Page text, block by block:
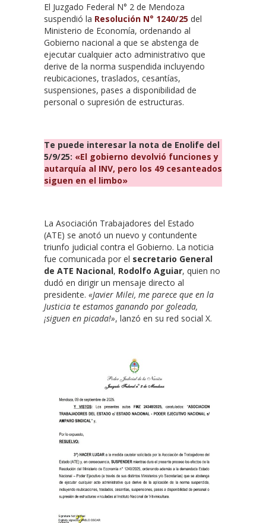
El Juzgado Federal N° 2 de Mendoza
suspendió la Resolución N° 1240/25 del
Ministerio de Economía, ordenando al
Gobierno nacional a que se abstenga de
ejecutar cualquier acto administrativo que
derive de la norma suspendida incluyendo
reubicaciones, traslados, cesantías,
suspensiones, pases a disponibilidad de
personal o supresión de estructuras.
Te puede interesar la nota de Enolife del
5/9/25: «El gobierno devolvió funciones y
autarquía al INV, pero los 49 cesanteados
siguen en el limbo»
La Asociación Trabajadores del Estado
(ATE) se anotó un nuevo y contundente
triunfo judicial contra el Gobierno. La noticia
fue comunicada por el secretario General
de ATE Nacional, Rodolfo Aguiar, quien no
dudó en dirigir un mensaje directo al
presidente. «Javier Milei, me parece que en la
Justicia te estamos ganando por goleada,
¡siguen en picada!», lanzó en su red social X.